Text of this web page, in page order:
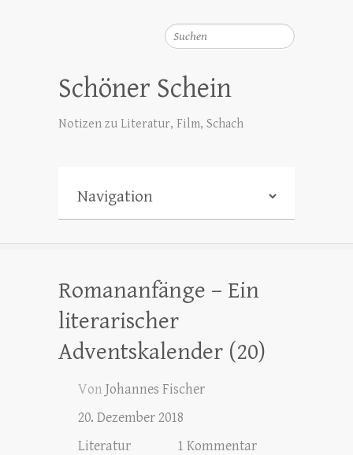
Suchen
Schöner Schein
Notizen zu Literatur, Film, Schach
Romananfänge – Ein
literarischer
Adventskalender (20)
Von Johannes Fischer
20. Dezember 2018
Literatur
1 Kommentar